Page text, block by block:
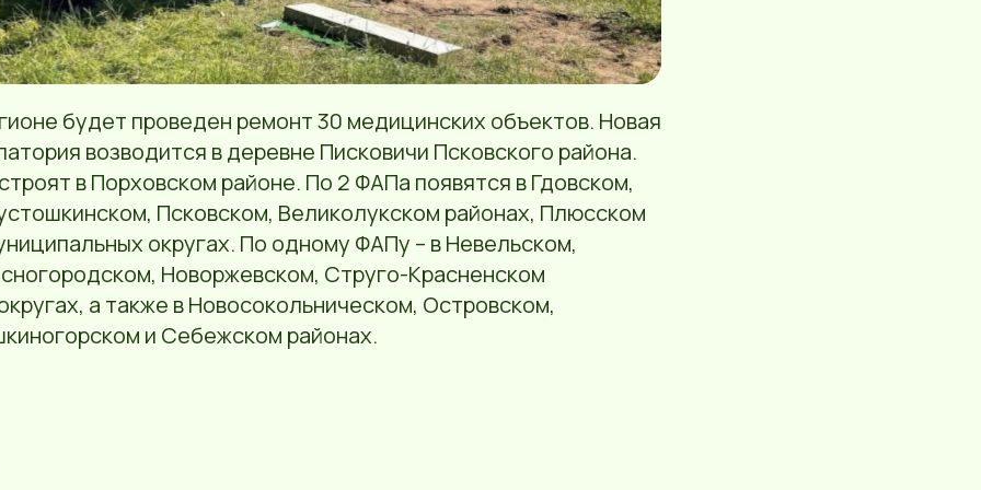
будет проведен ремонт 30 медицинских объектов. Новая
возводится в деревне Писковичи Псковского района.
в Порховском районе. По 2 ФАПа появятся в Гдовском,
Псковском, Великолукском районах, Плюсском
округах. По одному ФАПу – в Невельском,
Новоржевском, Струго-Красненском
а также в Новосокольническом, Островском,
и Себежском районах.